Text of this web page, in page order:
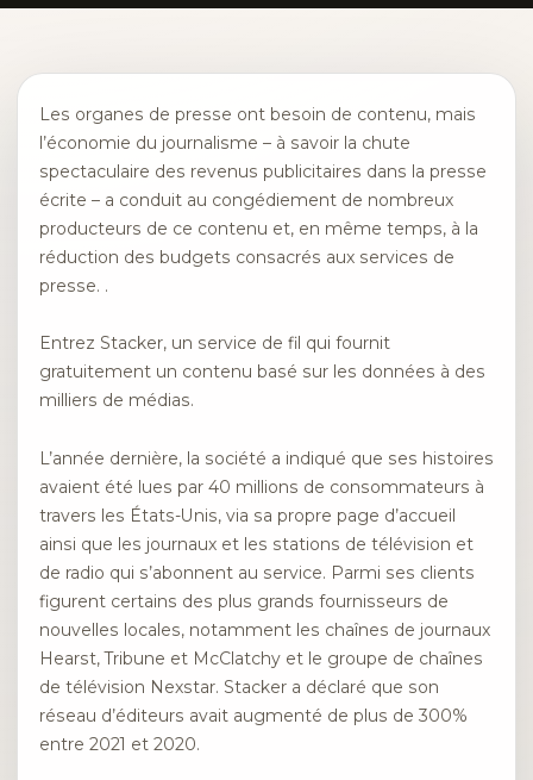
Les organes de presse ont besoin de contenu, mais
l’économie du journalisme – à savoir la chute
spectaculaire des revenus publicitaires dans la presse
écrite – a conduit au congédiement de nombreux
producteurs de ce contenu et, en même temps, à la
réduction des budgets consacrés aux services de
presse. .
Entrez Stacker, un service de fil qui fournit
gratuitement un contenu basé sur les données à des
milliers de médias.
L’année dernière, la société a indiqué que ses histoires
avaient été lues par 40 millions de consommateurs à
travers les États-Unis, via sa propre page d’accueil
ainsi que les journaux et les stations de télévision et
de radio qui s’abonnent au service. Parmi ses clients
figurent certains des plus grands fournisseurs de
nouvelles locales, notamment les chaînes de journaux
Hearst, Tribune et McClatchy et le groupe de chaînes
de télévision Nexstar. Stacker a déclaré que son
réseau d’éditeurs avait augmenté de plus de 300%
entre 2021 et 2020.